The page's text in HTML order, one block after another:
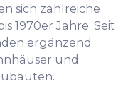
sich zahlreiche
1970er Jahre. Seit
ergänzend
und